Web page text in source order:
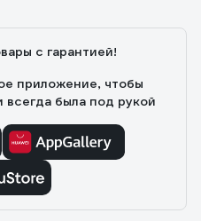
с гарантией!
приложение, чтобы
всегда была под рукой